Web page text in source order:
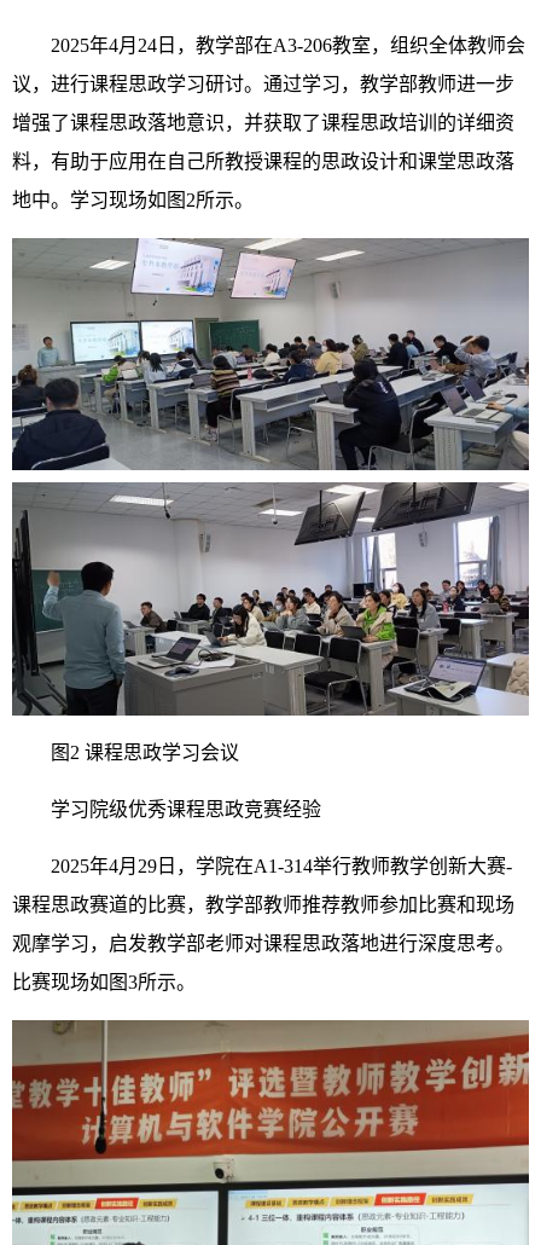
2025年4月24日，教学部在A3-206教室，组织全体教师会
议，进行课程思政学习研讨。通过学习，教学部教师进一步
增强了课程思政落地意识，并获取了课程思政培训的详细资
料，有助于应用在自己所教授课程的思政设计和课堂思政落
地中。学习现场如图2所示。
图2 课程思政学习会议
学习院级优秀课程思政竞赛经验
2025年4月29日，学院在A1-314举行教师教学创新大赛-
课程思政赛道的比赛，教学部教师推荐教师参加比赛和现场
观摩学习，启发教学部老师对课程思政落地进行深度思考。
比赛现场如图3所示。